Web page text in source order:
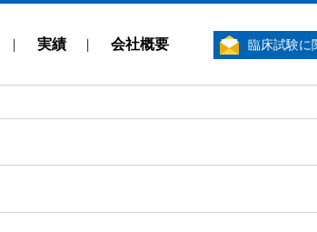
実績 会社概要 臨床試験に